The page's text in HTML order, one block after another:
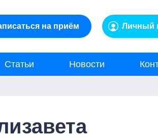
на приём Личный
Статьи Новости